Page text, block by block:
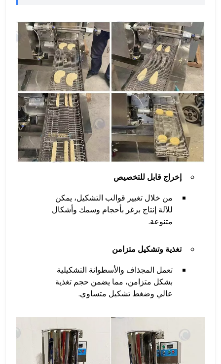
إخراج قابل للتخصيص
من خلال تغيير قوالب التشكيل، يمكن
للآلة إنتاج برغر بأحجام وسمك وأشكال
متنوعة.
تغذية وتشكيل متزامن
تعمل المجذاف والأسطوانة التشكيلية
بشكل متزامن، مما يضمن حجم تغذية
عالي وضغط تشكيل متساوي.